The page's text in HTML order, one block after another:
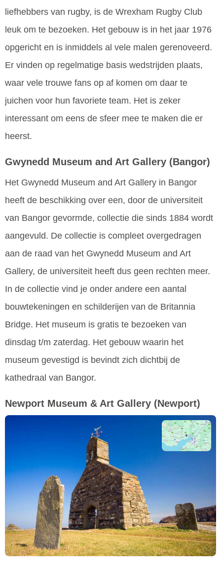
liefhebbers van rugby, is de Wrexham Rugby Club
leuk om te bezoeken. Het gebouw is in het jaar 1976
opgericht en is inmiddels al vele malen gerenoveerd.
Er vinden op regelmatige basis wedstrijden plaats,
waar vele trouwe fans op af komen om daar te
juichen voor hun favoriete team. Het is zeker
interessant om eens de sfeer mee te maken die er
heerst.
Gwynedd Museum and Art Gallery (Bangor)
Het Gwynedd Museum and Art Gallery in Bangor
heeft de beschikking over een, door de universiteit
van Bangor gevormde, collectie die sinds 1884 wordt
aangevuld. De collectie is compleet overgedragen
aan de raad van het Gwynedd Museum and Art
Gallery, de universiteit heeft dus geen rechten meer.
In de collectie vind je onder andere een aantal
bouwtekeningen en schilderijen van de Britannia
Bridge. Het museum is gratis te bezoeken van
dinsdag t/m zaterdag. Het gebouw waarin het
museum gevestigd is bevindt zich dichtbij de
kathedraal van Bangor.
Newport Museum & Art Gallery (Newport)